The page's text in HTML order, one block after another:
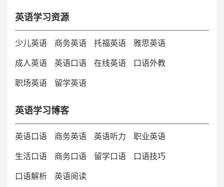
对一培训的的情况。
英语学习资源
少儿英语 商务英语 托福英语 雅思英语
成人英语 英语口语 在线英语 口语外教
职场英语 留学英语
英语学习博客
英语口语 商务英语 英语听力 职业英语
生活口语 商务口语 留学口语 口语技巧
口语解析 英语阅读